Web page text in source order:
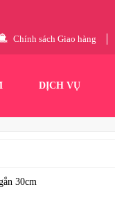
Chính sách Giao hàng
DỊCH VỤ
30cm